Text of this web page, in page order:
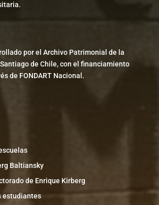
por el Archivo Patrimonial de la
de Chile, con el financiamiento
de FONDART Nacional.
Baltiansky
de Enrique Kirberg
estudiantes